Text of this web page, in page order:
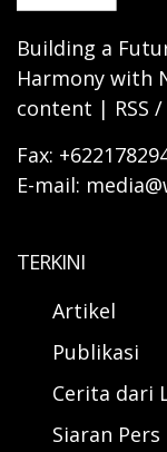
Building a
Harmony with
content | RSS /
Fax:
E-mail:
TERKINI
Artikel
Publikasi
Cerita dari
Siaran Pers